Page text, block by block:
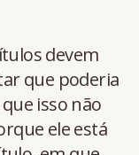
devem
que poderia
isso não
ele está